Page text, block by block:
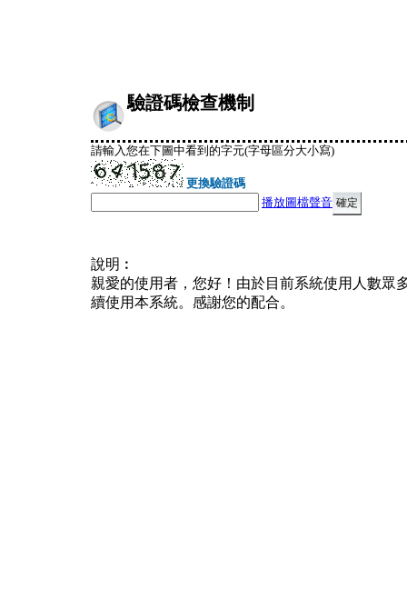
驗證碼檢查機制
請輸入您在下圖中看到的字元(字母區分大小寫)
更換驗證碼
播放圖檔聲音
說明︰
親愛的使用者，您好！由於目前系統使用人數眾
續使用本系統。感謝您的配合。